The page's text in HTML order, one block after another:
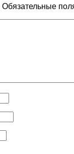
Обязательные